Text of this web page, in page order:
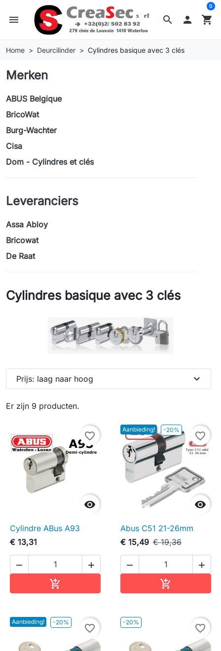
search
menu  shopping_cart
0
Home Deurcilinder Cylindres basique avec 3 clés
Merken
ABUS Belgique
BricoWat
Burg-Wachter
Cisa
Dom - Cylindres et clés
Leveranciers
Assa Abloy
Bricowat
De Raat
Cylindres basique avec 3 clés
Er zijn 9 producten.
Prijs: laag naar hoog expand_more

favorite_border
Cylindre ABus A93
€ 13,31
 

Aanbieding! -20%

favorite_border
Abus C51 21-26mm
€ 15,49 € 19,36
 

Aanbieding! -20%
favorite_border
-20%
favorite_border